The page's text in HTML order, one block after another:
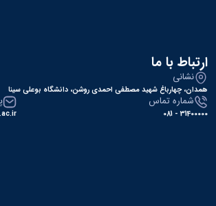
ارتباط با ما
نشانی
همدان، چهارباغ شهید مصطفی احمدی روشن، دانشگاه بوعلی سینا
شماره تماس
31400000 - 081